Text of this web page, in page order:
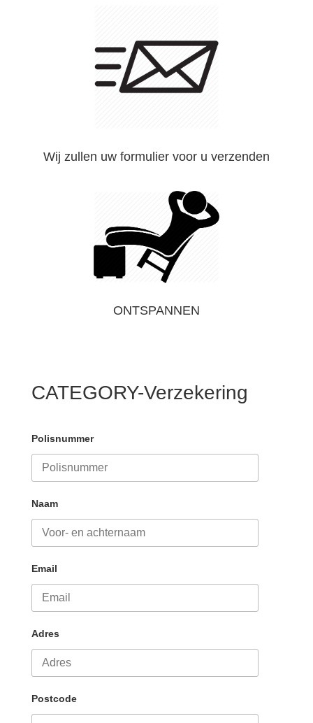
Wij zullen uw formulier voor u verzenden
ONTSPANNEN
CATEGORY-Verzekering
Polisnummer
Naam
Email
Adres
Postcode